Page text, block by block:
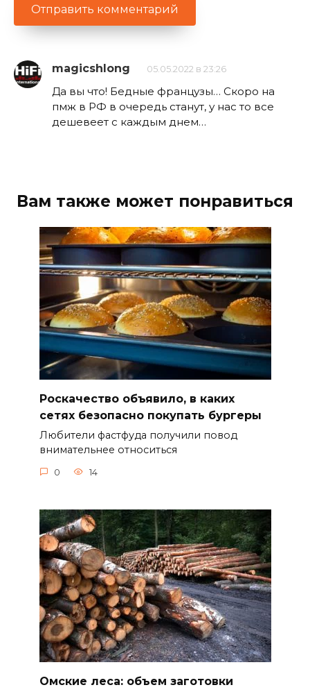
magicshlong 05.05.2022 в 23:26
Да вы что! Бедные французы… Скоро на
пмж в РФ в очередь станут, у нас то все
дешевеет с каждым днем…
Вам также может понравиться
Роскачество объявило, в каких
сетях безопасно покупать бургеры
Любители фастфуда получили повод
внимательнее относиться
0 14
Омские леса: объем заготовки